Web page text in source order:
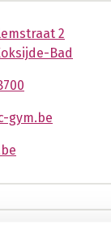
2
Bad
gym.be